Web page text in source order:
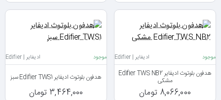
موجود ادیفایر | Edifier
هدفون بلوتوث ادیفایر Edifier TWS NB2
مشکی
8,066,000 تومان
موجود ادیفایر | Edifier
هدفون بلوتوث ادیفایر Edifier TWS1 سبز
3,464,000 تومان